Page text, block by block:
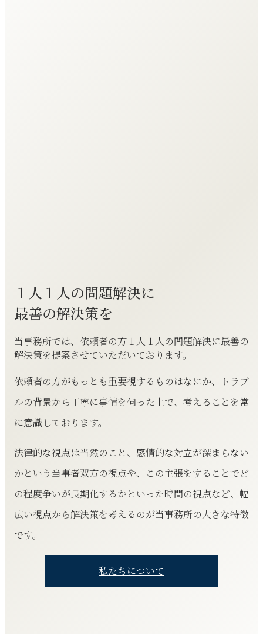
１人１人の問題解決に
最善の解決策を
当事務所では、依頼者の方１人１人の問題解決に最善の
解決策を提案させていただいております。
依頼者の方がもっとも重要視するものはなにか、トラブ
ルの背景から丁寧に事情を伺った上で、考えることを常
に意識しております。
法律的な視点は当然のこと、感情的な対立が深まらない
かという当事者双方の視点や、この主張をすることでど
の程度争いが長期化するかといった時間の視点など、幅
広い視点から解決策を考えるのが当事務所の大きな特徴
です。
私たちについて